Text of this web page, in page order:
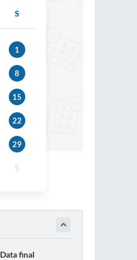
S
1
8
15
22
29
5
Data final